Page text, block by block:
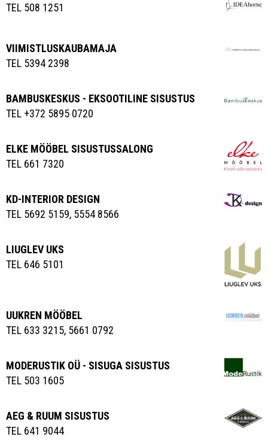
TEL 508 1251
VIIMISTLUSKAUBAMAJA
TEL 5394 2398
BAMBUSKESKUS - EKSOOTILINE SISUSTUS
TEL +372 5895 0720
ELKE MÖÖBEL SISUSTUSSALONG
TEL 661 7320
KD-INTERIOR DESIGN
TEL 5692 5159, 5554 8566
LIUGLEV UKS
TEL 646 5101
UUKREN MÖÖBEL
TEL 633 3215, 5661 0792
MODERUSTIK OÜ - SISUGA SISUSTUS
TEL 503 1605
AEG & RUUM SISUSTUS
TEL 641 9044